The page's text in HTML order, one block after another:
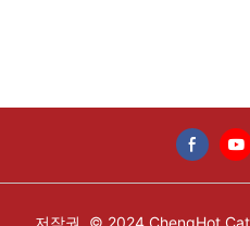
저작권 © 2024 ChengHot